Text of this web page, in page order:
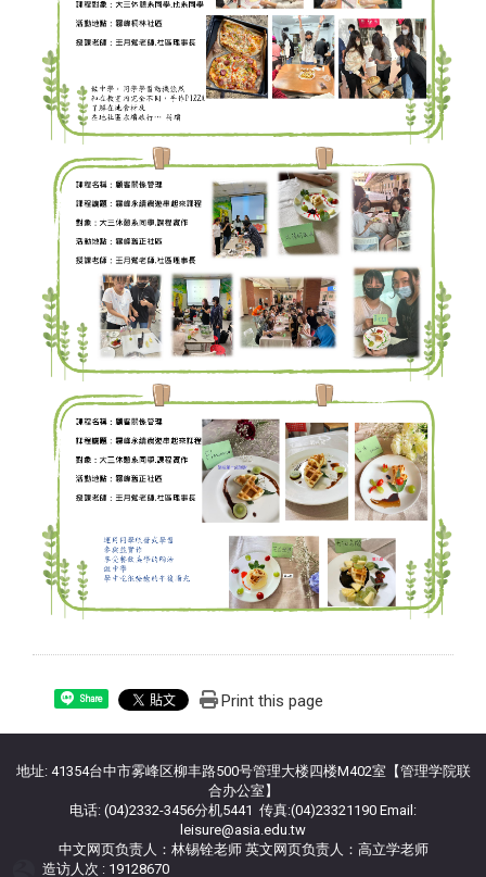
Share Print this page
地址: 41354台中市雾峰区柳丰路500号管理大楼四楼M402室【管理学院联
合办公室】
电话: (04)2332-3456分机5441 传真:(04)23321190 Email:
leisure@asia.edu.tw
中文网页负责人：林锡铨老师 英文网页负责人：高立学老师
造访人次 : 19128670